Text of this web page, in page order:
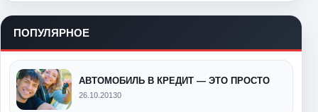
ПОПУЛЯРНОЕ
АВТОМОБИЛЬ В КРЕДИТ — ЭТО ПРОСТО
26.10.20130